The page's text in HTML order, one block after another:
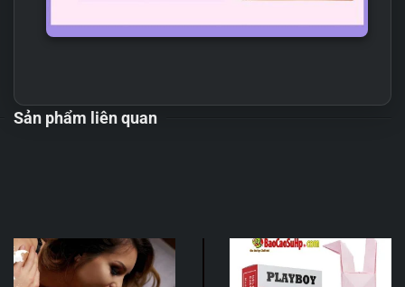
Sản phẩm liên quan